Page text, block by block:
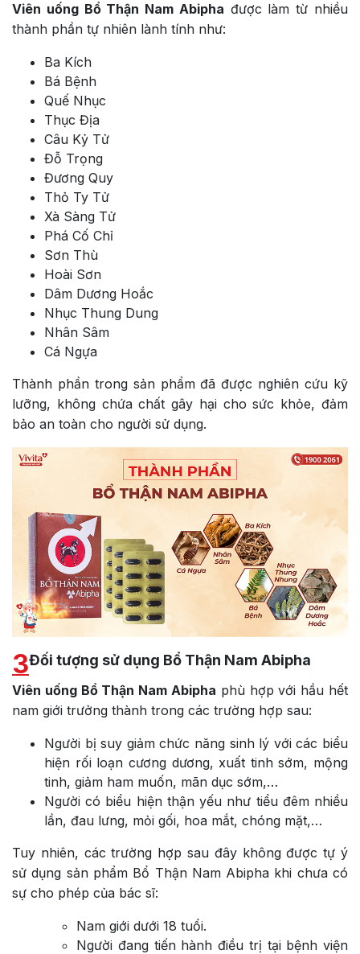
Viên uống Bổ Thận Nam Abipha được làm từ nhiều
thành phần tự nhiên lành tính như:
Ba Kích
Bá Bệnh
Quế Nhục
Thục Địa
Câu Kỷ Tử
Đỗ Trọng
Đương Quy
Thỏ Ty Tử
Xà Sàng Tử
Phá Cố Chỉ
Sơn Thù
Hoài Sơn
Dâm Dương Hoắc
Nhục Thung Dung
Nhân Sâm
Cá Ngựa
Thành phần trong sản phẩm đã được nghiên cứu kỹ
lưỡng, không chứa chất gây hại cho sức khỏe, đảm
bảo an toàn cho người sử dụng.
3Đối tượng sử dụng Bổ Thận Nam Abipha
Viên uống Bổ Thận Nam Abipha phù hợp với hầu hết
nam giới trưởng thành trong các trường hợp sau:
Người bị suy giảm chức năng sinh lý với các biểu
hiện rối loạn cương dương, xuất tinh sớm, mộng
tinh, giảm ham muốn, mãn dục sớm,…
Người có biểu hiện thận yếu như tiểu đêm nhiều
lần, đau lưng, mỏi gối, hoa mắt, chóng mặt,…
Tuy nhiên, các trường hợp sau đây không được tự ý
sử dụng sản phẩm Bổ Thận Nam Abipha khi chưa có
sự cho phép của bác sĩ:
Nam giới dưới 18 tuổi.
Người đang tiến hành điều trị tại bệnh viện